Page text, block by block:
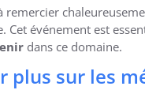
remercier
Cet événement est
dans ce domaine.
plus sur les